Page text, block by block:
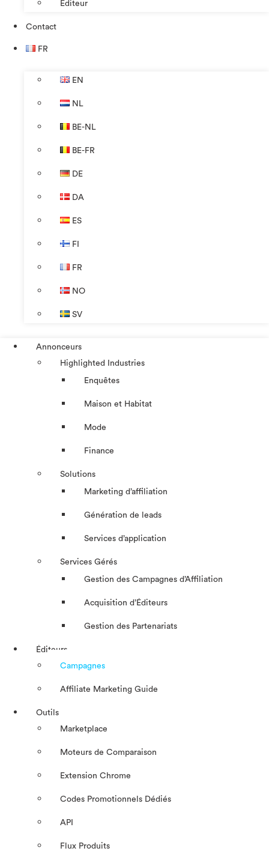
Éditeur
Contact
FR
EN
NL
BE-NL
BE-FR
DE
DA
ES
FI
FR
NO
SV
Annonceurs
Highlighted Industries
Enquêtes
Maison et Habitat
Mode
Finance
Solutions
Marketing d’affiliation
Génération de leads
Services d’application
Services Gérés
Gestion des Campagnes d’Affiliation​
Acquisition d’Éditeurs
Gestion des Partenariats
Éditeurs
Campagnes
Affiliate Marketing Guide
Outils
Marketplace
Moteurs de Comparaison
Extension Chrome
Codes Promotionnels Dédiés
API
Flux Produits